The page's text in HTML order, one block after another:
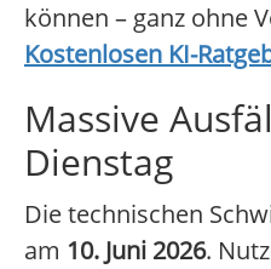
können – ganz ohne
Kostenlosen KI-
Massive
Dienstag
Die technischen
am 10. Juni 2026.